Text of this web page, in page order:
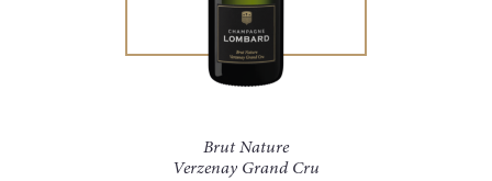
Brut Nature
Verzenay Grand Cru